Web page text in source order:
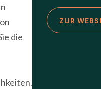
die
ZUR